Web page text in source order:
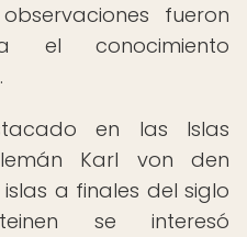
fueron
el conocimiento
en las Islas
Karl von den
a finales del siglo
se interesó